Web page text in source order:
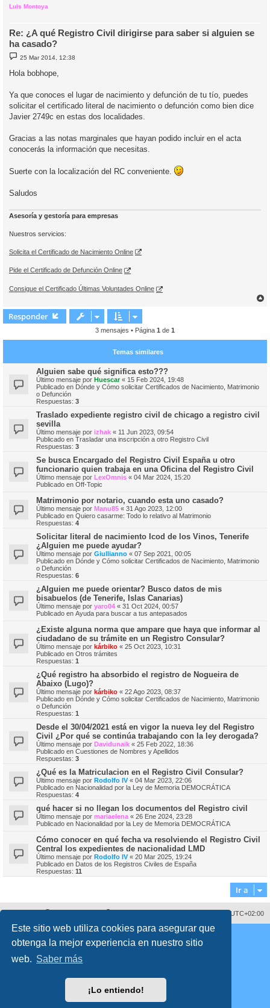
Este sitio web utiliza cookies para asegurar que
obtenga la mejor experiencia en nuestro sitio
web. Saber más
¡Lo entiendo!
Luis Montoya
Re: ¿A qué Registro Civil dirigirse para saber si alguien se
ha casado?
M
e
n
s
e
25 Mar 2014, 12:38
Hola bobhope,
Ya que conoces el lugar de nacimiento y defunción de tu tío, puedes
solicitar el certificado literal de nacimiento o defunción como bien dice
Javier 2749c en estas dos localidades.
Gracias a las notas marginales que hayan podido incluir en el acta
conocerás la información que necesitas.
Suerte con la localización del RC conveniente.
Saludos
Asesoría y gestoría para empresas
Nuestros servicios:
Solicita el Certificado de Nacimiento Online
Pide el Certificado de Defunción Online
Consigue el Certificado Últimas Voluntades Online
a
Responder
3 mensajes • Página 1 de 1
Temas similares
Alguien sabe qué significa esto???
Último mensaje por Huescar« 15 Feb 2024, 19:48
Publicado en Dónde y Cómo solicitar Certificados de Nacimiento, Matrimonio
o Defunción
Respuestas: 3
Traslado expediente registro civil de chicago a registro civil
sevilla
Último mensaje por izhak « 11 Jun 2023, 09:54
Publicado en Trasladar una inscripción a otro Registro Civil
Respuestas: 3
Se busca Encargado del Registro Civil España u otro
funcionario quien trabaja en una Oficina del Registro Civil
Último mensaje por LexOmnis « 04 Mar 2024, 15:20
Publicado en Off-Topic
Matrimonio por notario, cuando esta uno casado?
Último mensaje por Manu85 « 31 Ago 2023, 12:00
Publicado en Quiero casarme: Todo lo relativo al Matrimonio
Respuestas: 4
Solicitar literal de nacimiento Icod de los Vinos, Tenerife
¿Alguien me puede ayudar?
Último mensaje por Giullianno « 07 Sep 2021, 00:05
Publicado en Dónde y Cómo solicitar Certificados de Nacimiento, Matrimonio
o Defunción
Respuestas: 6
¿Alguien me puede orientar? Busco datos de mis
bisabuelos (de Tenerife, Islas Canarias)
Último mensaje por yaro04 « 31 Oct 2024, 00:57
Publicado en Ayuda para buscar a tus antepasados
¿Existe alguna norma que ampare que haya que informar al
ciudadano de su trámite en un Registro Consular?
Último mensaje por kárbiko « 25 Oct 2023, 10:31
Publicado en Otros trámites
Respuestas: 1
¿Qué registro ha absorbido el registro de Nogueira de
Abaixo (Lugo)?
Último mensaje por kárbiko « 22 Ago 2023, 08:37
Publicado en Dónde y Cómo solicitar Certificados de Nacimiento, Matrimonio
o Defunción
Respuestas: 1
Desde el 30/04/2021 está en vigor la nueva ley del Registro
Civil ¿Por qué se continúa trabajando con la ley derogada?
Último mensaje por Davidunaik « 25 Feb 2022, 18:36
Publicado en Cuestiones de Nombres y Apellidos
Respuestas: 3
¿Qué es la Matriculacion en el Registro Civil Consular?
Último mensaje por Rodolfo IV« 04 Mar 2023, 22:06
Publicado en Nacionalidad por la Ley de Memoria DEMOCRÁTICA
Respuestas: 4
qué hacer si no llegan los documentos del Registro civil
Último mensaje por mariaelena « 26 Ene 2024, 23:28
Publicado en Nacionalidad por la Ley de Memoria DEMOCRÁTICA
Cómo conocer en qué fecha va resolviendo el Registro Civil
Central los expedientes de nacionalidad LMD
Último mensaje por Rodolfo IV« 20 Mar 2025, 19:24
Publicado en Datos de los Registros Civiles de España
Respuestas: 11
Ir a
UTC+02:00
Copyright © 2008 - 2026 www.fororegistrocivil.es Todos los derechos reservados.
Desarrollado porphpBB® Forum Software © phpBB Limited
Traducción al español por
Styleproflatpor ©Mazeltof2017
| Peak Memory Usage: 2.14 MiB | GZIP: Off |